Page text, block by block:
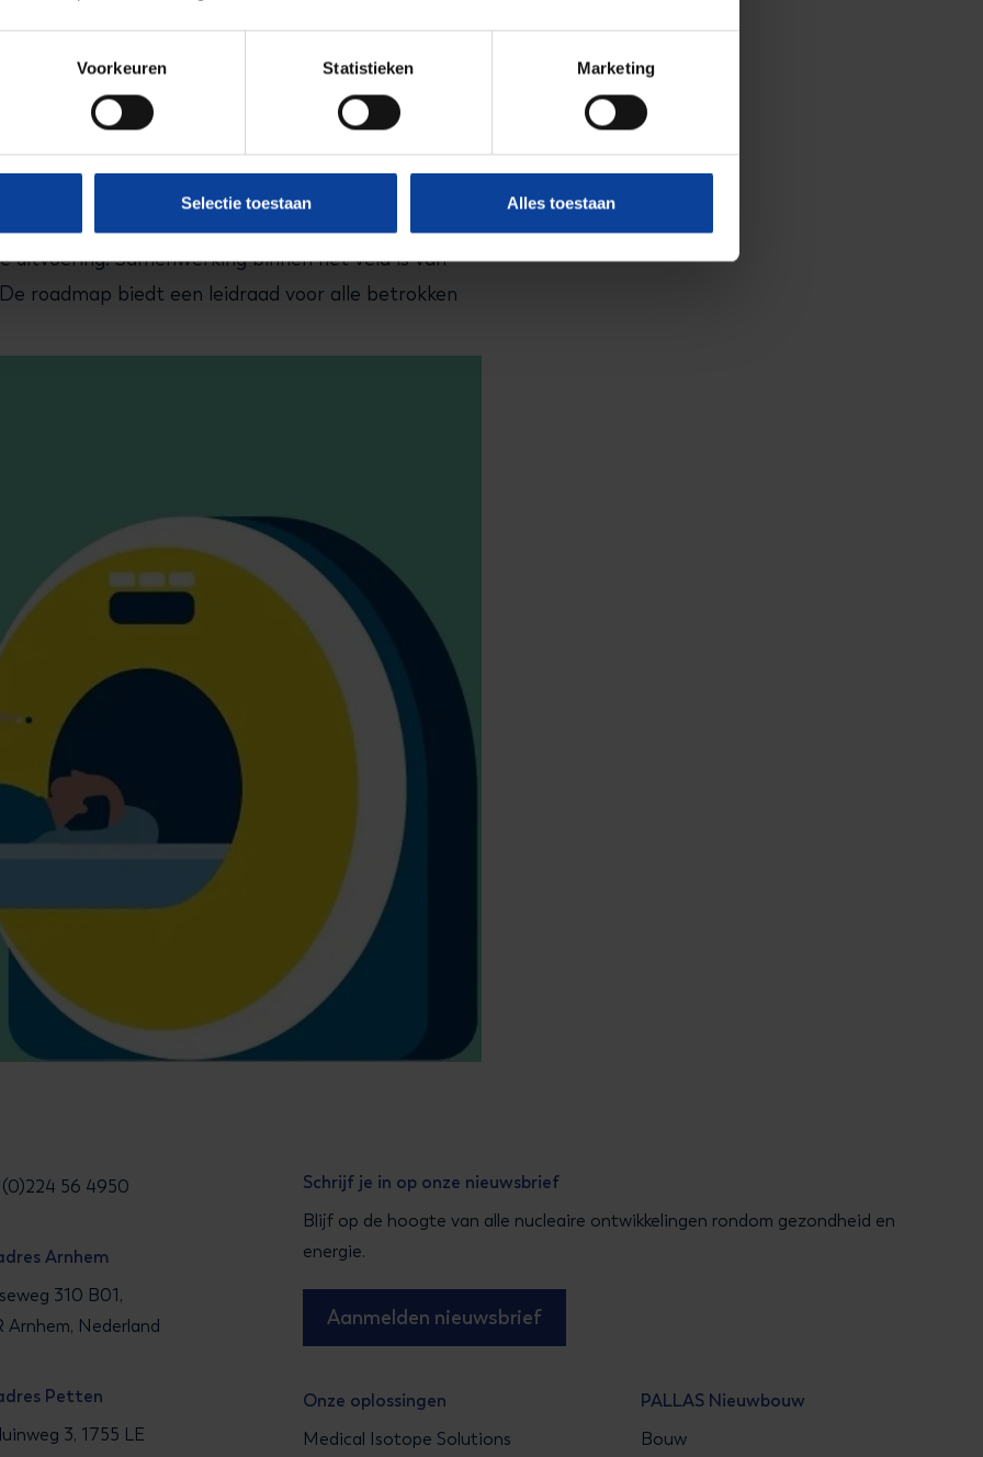
Voorkeuren Statistieken Marketing
Selectie toestaan Alles toestaan
van een nieuwe fase inluidt. Tijdens dit
aan het veld, waarna de verdere uitvoering van
uitvoering. Samenwerking binnen het veld is van
roadmap biedt een leidraad voor alle betrokken
(0)224 56 4950
Arnhem
310 B01,
Arnhem, Nederland
Petten
3, 1755 LE
Schrijf je in op onze nieuwsbrief
Blijf op de hoogte van alle nucleaire ontwikkelingen rondom gezondheid en
energie.
Aanmelden nieuwsbrief
Onze oplossingen
Medical Isotope Solutions
PALLAS Nieuwbouw
Bouw